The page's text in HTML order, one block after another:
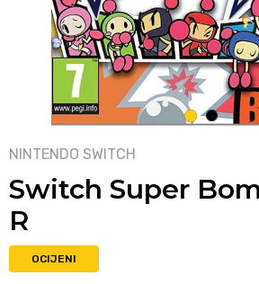
1 2
NINTENDO SWITCH
Switch Super
R
OCIJENI